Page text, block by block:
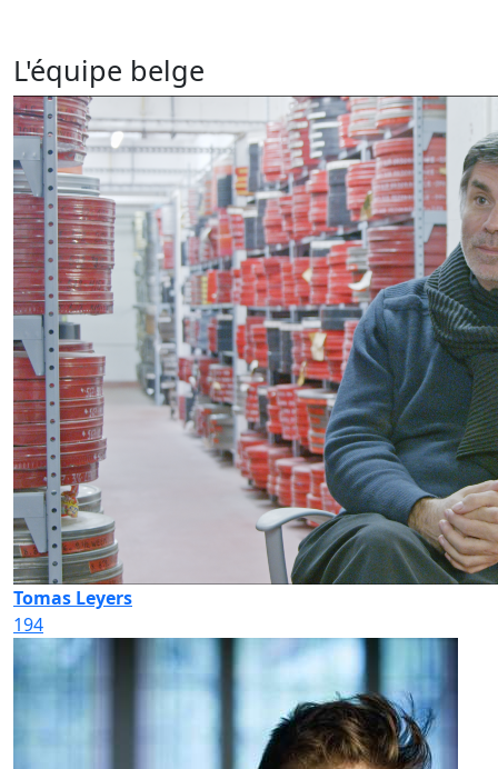
L'équipe belge
Tomas Leyers
194